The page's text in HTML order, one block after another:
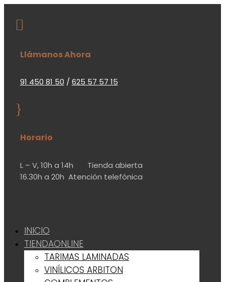

Llámanos Ahora
91 450 81 50 / 625 57 57 15
}
Horario
L – V,10h a 14h Tienda abierta
16.30h a 20h Atención telefónica
INICIO
TIENDAONLINE
TARIMAS LAMINADAS
VINÍLICOS ARBITON